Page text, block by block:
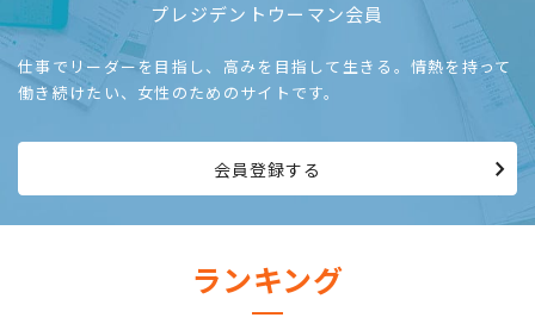
プレジデントウーマン会員
仕事でリーダーを目指し、高みを目指して生きる。情熱を持って
働き続けたい、女性のためのサイトです。
会員登録する
ランキング